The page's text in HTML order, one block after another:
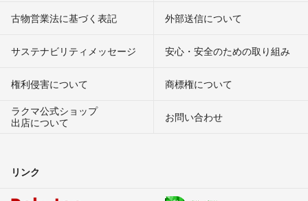
古物営業法に基づく表記 外部送信について
サステナビリティメッセージ 安心・安全のための取り組み
権利侵害について
商標権について
ラクマ公式ショップ
出店について
お問い合わせ
リンク